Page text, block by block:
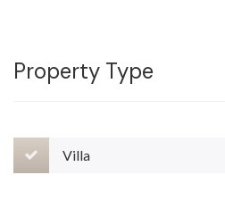
Property Type
Villa